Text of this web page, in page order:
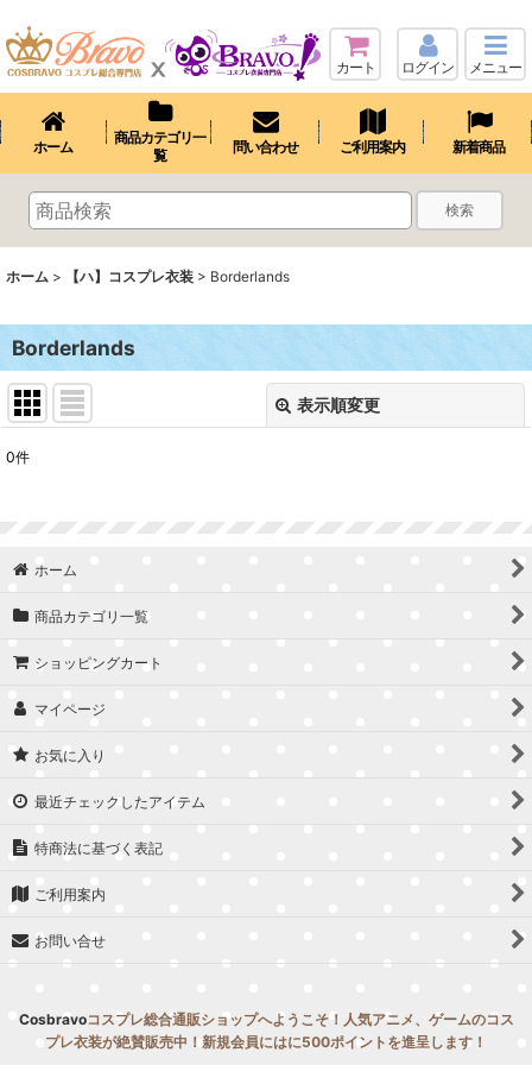
カート ログイン メニュー
ホーム
商品カテゴリ一
覧
問い合わせ ご利用案内 新着商品
検索
ホーム > 【ハ】コスプレ衣装 > Borderlands
Borderlands
表示順変更
0件
ホーム
商品カテゴリ一覧
ショッピングカート
マイページ
お気に入り
最近チェックしたアイテム
特商法に基づく表記
ご利用案内
お問い合せ
Cosbravoコスプレ総合通販ショップへようこそ！人気アニメ、ゲームのコス
プレ衣装が絶賛販売中！新規会員にはに500ポイントを進呈します！